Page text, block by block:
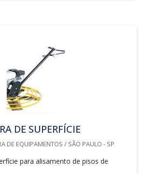
DE SUPERFÍCIE
DE EQUIPAMENTOS / SÃO PAULO - SP
para alisamento de pisos de